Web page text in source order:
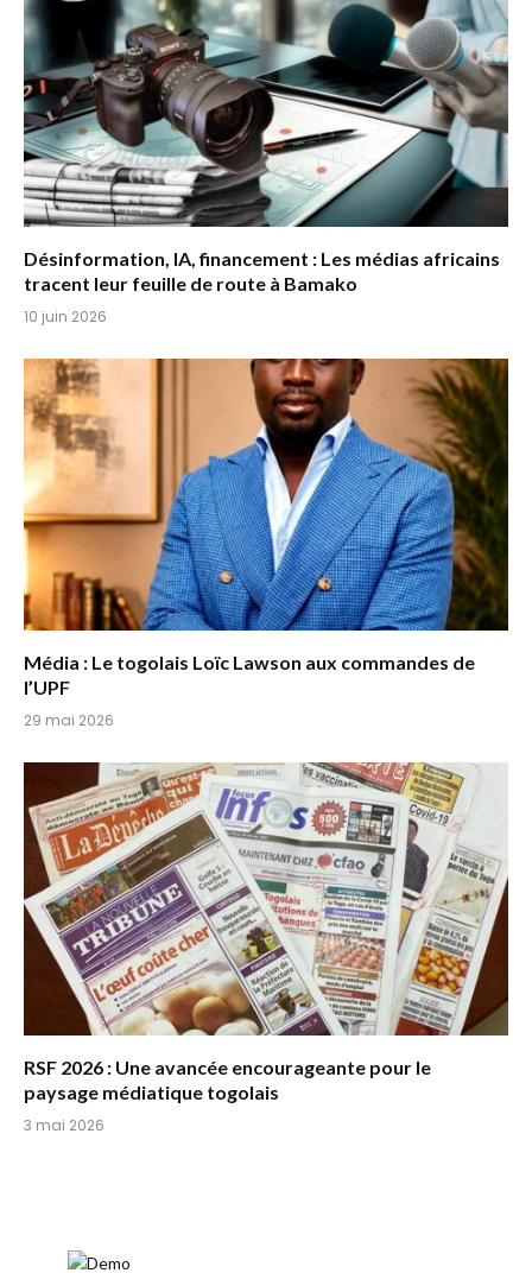
Désinformation, IA, financement : Les médias africains
tracent leur feuille de route à Bamako
10 juin 2026
Média : Le togolais Loïc Lawson aux commandes de
l’UPF
29 mai 2026
RSF 2026 : Une avancée encourageante pour le
paysage médiatique togolais
3 mai 2026